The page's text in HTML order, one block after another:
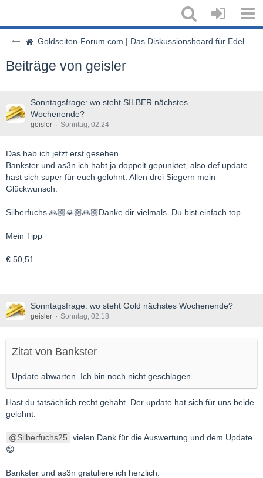
Goldseiten-Forum.com | Das Diskussionsboard für Edelmetalle & Rohstoffe
Beiträge von geisler
Sonntagsfrage: wo steht SILBER nächstes
Wochenende?
geisler Sonntag, 02:24
Das hab ich jetzt erst gesehen
Bankster und as3n ich habt ja doppelt gepunktet, also def update
hast sich super für euch gelohnt. Allen drei Siegern mein
Glückwunsch.
Silberfuchs 🙏🏼🙏🏼🙏🏼Danke dir vielmals. Du bist einfach top.
Mein Tipp
€ 50,51
Sonntagsfrage: wo steht Gold nächstes Wochenende?
geisler Sonntag, 02:18
Zitat von Bankster
Update abwarten. Ich bin noch nicht geschlagen.
Hast du tatsächlich recht gehabt. Der update hat sich für uns beide
gelohnt.
Silberfuchs25
vielen Dank für die Auswertung und dem Update.
😊
Bankster und as3n gratuliere ich herzlich.